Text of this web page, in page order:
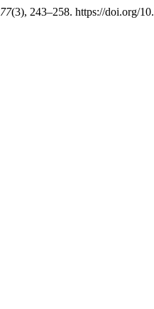
77(3), 243–258. https://doi.org/